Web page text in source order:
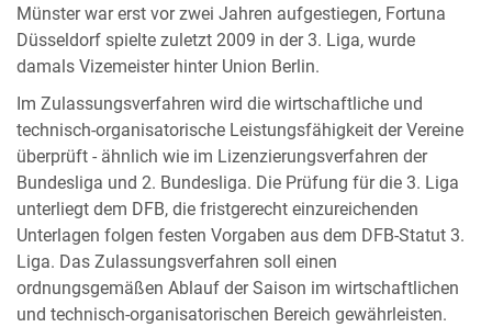
Münster war erst vor zwei Jahren aufgestiegen, Fortuna
Düsseldorf spielte zuletzt 2009 in der 3. Liga, wurde
damals Vizemeister hinter Union Berlin.
Im Zulassungsverfahren wird die wirtschaftliche und
technisch-organisatorische Leistungsfähigkeit der Vereine
überprüft - ähnlich wie im Lizenzierungsverfahren der
Bundesliga und 2. Bundesliga. Die Prüfung für die 3. Liga
unterliegt dem DFB, die fristgerecht einzureichenden
Unterlagen folgen festen Vorgaben aus dem DFB-Statut 3.
Liga. Das Zulassungsverfahren soll einen
ordnungsgemäßen Ablauf der Saison im wirtschaftlichen
und technisch-organisatorischen Bereich gewährleisten.